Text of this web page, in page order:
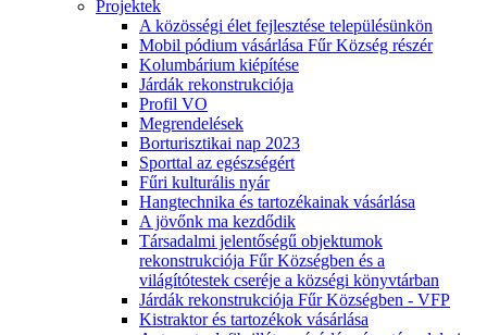
Projektek
A közösségi élet fejlesztése településünkön
Mobil pódium vásárlása Fűr Község részér
Kolumbárium kiépítése
Járdák rekonstrukciója
Profil VO
Megrendelések
Borturisztikai nap 2023
Sporttal az egészségért
Fűri kulturális nyár
Hangtechnika és tartozékainak vásárlása
A jövőnk ma kezdődik
Társadalmi jelentőségű objektumok
rekonstrukciója Fűr Községben és a
világítótestek cseréje a községi könyvtárban
Járdák rekonstrukciója Fűr Községben - VFP
Kistraktor és tartozékok vásárlása